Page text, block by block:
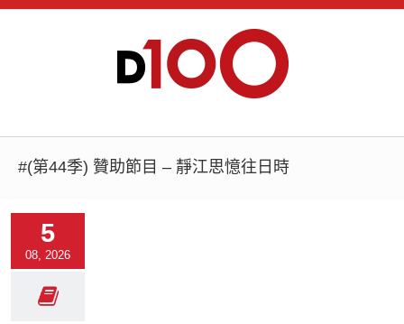
#(第44季) 贊助節目 – 靜江思憶往日時
5
08, 2026